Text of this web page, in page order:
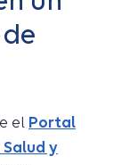
el Portal
y